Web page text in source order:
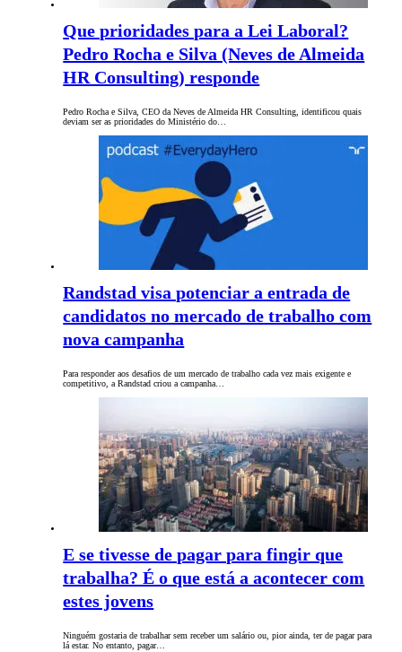
Que prioridades para a Lei Laboral?
Pedro Rocha e Silva (Neves de Almeida
HR Consulting) responde
Pedro Rocha e Silva, CEO da Neves de Almeida HR Consulting, identificou quais
deviam ser as prioridades do Ministério do…
Randstad visa potenciar a entrada de
candidatos no mercado de trabalho com
nova campanha
Para responder aos desafios de um mercado de trabalho cada vez mais exigente e
competitivo, a Randstad criou a campanha…
E se tivesse de pagar para fingir que
trabalha? É o que está a acontecer com
estes jovens
Ninguém gostaria de trabalhar sem receber um salário ou, pior ainda, ter de pagar para
lá estar. No entanto, pagar…